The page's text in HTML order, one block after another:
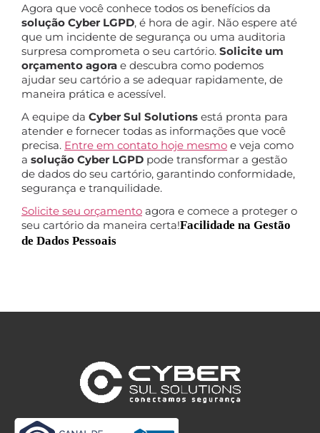
Agora que você conhece todos os benefícios da
solução Cyber LGPD, é hora de agir. Não espere até
que um incidente de segurança ou uma auditoria
surpresa comprometa o seu cartório. Solicite um
orçamento agora e descubra como podemos
ajudar seu cartório a se adequar rapidamente, de
maneira prática e acessível.
A equipe da Cyber Sul Solutions está pronta para
atender e fornecer todas as informações que você
precisa. Entre em contato hoje mesmo e veja como
a solução Cyber LGPD pode transformar a gestão
de dados do seu cartório, garantindo conformidade,
segurança e tranquilidade.
Solicite seu orçamento agora e comece a proteger o
seu cartório da maneira certa!Facilidade na Gestão
de Dados Pessoais